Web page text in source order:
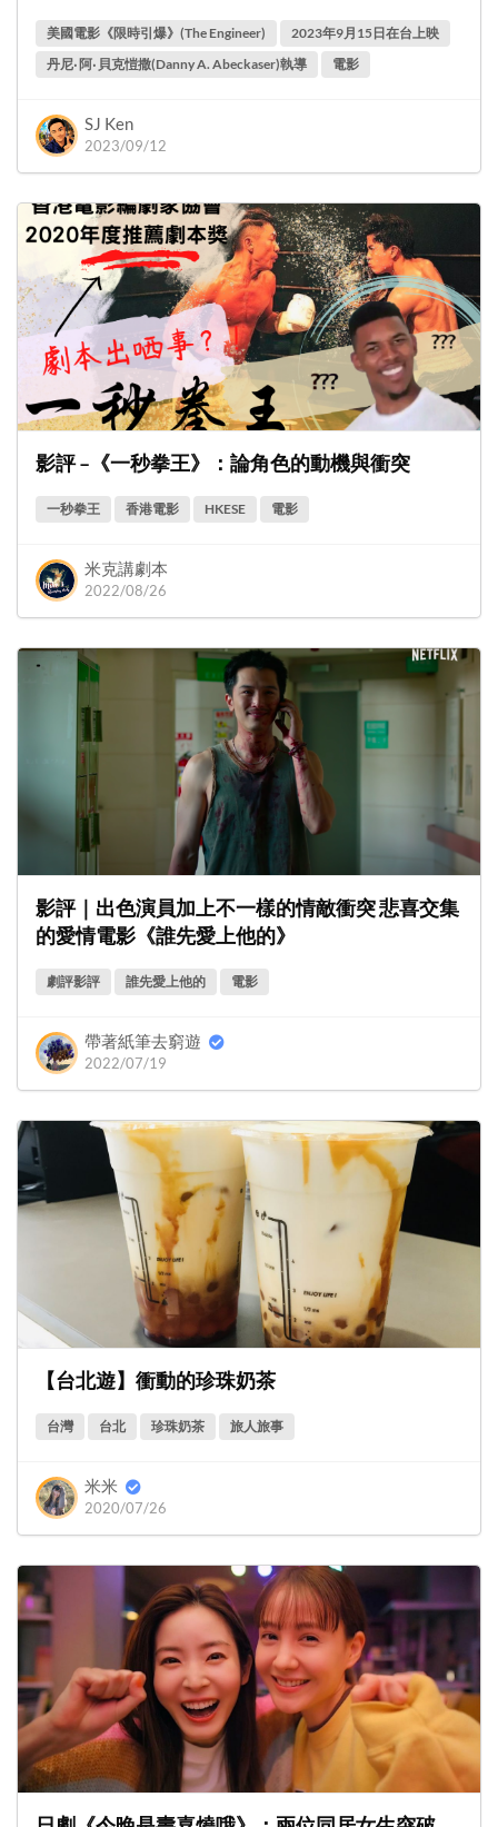
美國電影《限時引爆》(The Engineer)
2023年9月15日在台上映
丹尼‧ 阿‧ 貝克愷撒(Danny A. Abeckaser)執導
電影
SJ Ken
2023/09/12
影評 –《一秒拳王》：論角色的動機與衝突
一秒拳王 香港電影 HKESE 電影
米克講劇本
2022/08/26
影評｜出色演員加上不一樣的情敵衝突 悲喜交集
的愛情電影《誰先愛上他的》
劇評影評 誰先愛上他的 電影
帶著紙筆去窮遊
2022/07/19
【台北遊】衝動的珍珠奶茶
台灣 台北 珍珠奶茶 旅人旅事
米米
2020/07/26